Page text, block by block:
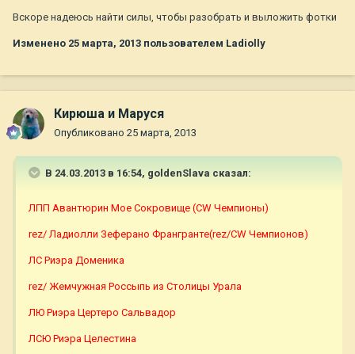
Вскоре надеюсь найти силы, чтобы разобрать и выложить фотки
Изменено 25 марта, 2013 пользователем Ladiolly
Кирюша и Маруся
Опубликовано 25 марта, 2013
В 24.03.2013 в 16:54, goldenSlava сказал:
ЛПП Авантюрин Мое Сокровище (CW Чемпионы)
rez/ Ладиолли Зеферано Франгранте(rez/CW Чемпионов)
ЛС Риэра Доменика
rez/ Жемчужная Россыпь из Столицы Урала
ЛЮ Риэра Цертеро Сальвадор
ЛСЮ Риэра Целестина